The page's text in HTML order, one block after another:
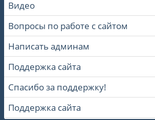
Видео
Вопросы по работе с сайтом
Написать админам
Поддержка сайта
Спасибо за поддержку!
Поддержка сайта